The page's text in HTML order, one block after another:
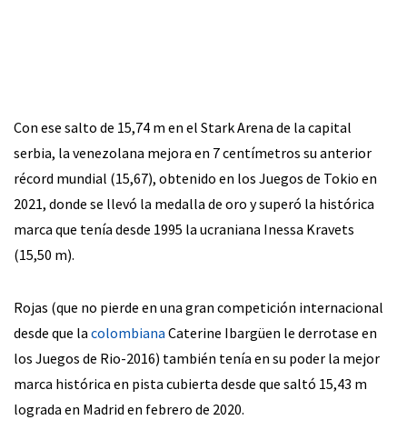
Con ese salto de 15,74 m en el Stark Arena de la capital
serbia, la venezolana mejora en 7 centímetros su anterior
récord mundial (15,67), obtenido en los Juegos de Tokio en
2021, donde se llevó la medalla de oro y superó la histórica
marca que tenía desde 1995 la ucraniana Inessa Kravets
(15,50 m).
Rojas (que no pierde en una gran competición internacional
desde que la colombiana Caterine Ibargüen le derrotase en
los Juegos de Rio-2016) también tenía en su poder la mejor
marca histórica en pista cubierta desde que saltó 15,43 m
lograda en Madrid en febrero de 2020.